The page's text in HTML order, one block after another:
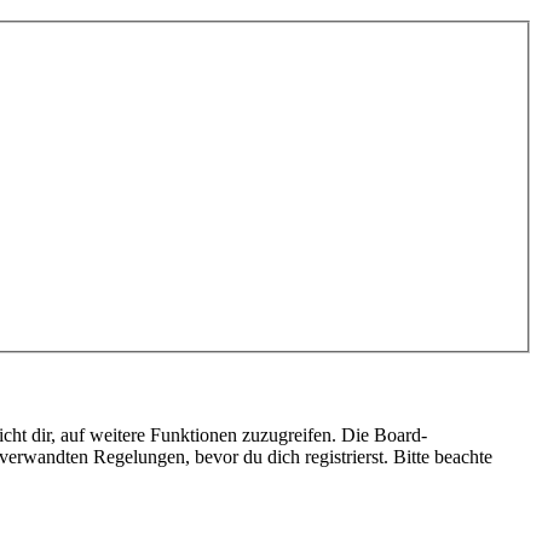
dir, auf weitere Funktionen zuzugreifen. Die Board-
Regelungen, bevor du dich registrierst. Bitte beachte